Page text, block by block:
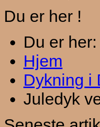
Du er her !
Du er her:
Hjem
Dykning i
Juledyk